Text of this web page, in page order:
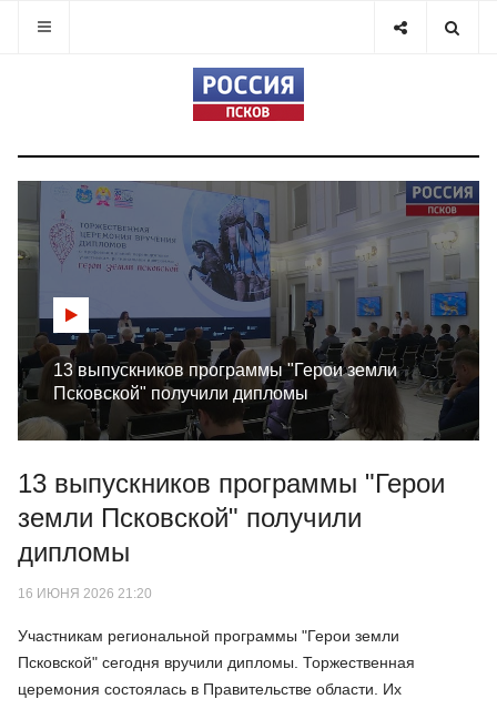
13 выпускников программы "Герои земли
Псковской" получили дипломы
13 выпускников программы "Герои
земли Псковской" получили
дипломы
16 ИЮНЯ 2026 21:20
Участникам региональной программы "Герои земли
Псковской" сегодня вручили дипломы. Торжественная
церемония состоялась в Правительстве области. Их